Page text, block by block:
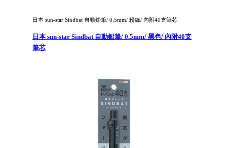
日本 sun-star Sindbat 自動鉛筆/ 0.5mm/ 粉綠/ 內附40支筆芯
日本 sun-star Sindbat 自動鉛筆/ 0.5mm/ 黑色/ 內附40支
筆芯